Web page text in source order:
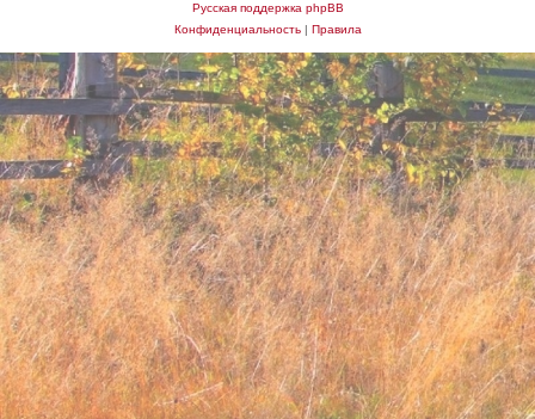
Русская поддержка phpBB
Конфиденциальность| Правила